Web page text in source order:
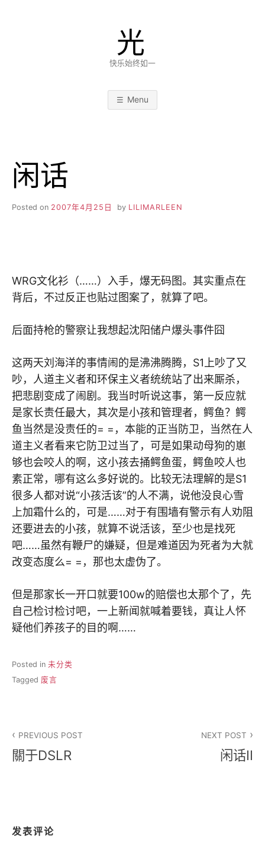
光
快乐始终如一
Menu
闲话
Posted on 2007年4月25日 by LILIMARLEEN
WRG文化衫（……）入手，爆无码图。其实重点在
背后，不过反正也贴过图案了，就算了吧。
后面持枪的警察让我想起沈阳储户爆头事件囧
这两天刘海洋的事情闹的是沸沸腾腾，S1上吵了又
吵，人道主义者和环保主义者统统站了出来厮杀，
把悲剧变成了闹剧。我当时听说这事，第一反应就
是家长责任最大，其次是小孩和管理者，鳄鱼？鳄
鱼当然是没责任的= =，本能的正当防卫，当然在人
道主义者看来它防卫过当了，可是如果动母狗的崽
够也会咬人的啊，这小孩去捅鳄鱼蛋，鳄鱼咬人也
素正常，哪有这么多好说的。比较无法理解的是S1
很多人都对说“小孩活该”的人不满，说他没良心雪
上加霜什么的，可是……对于有围墙有警示有人劝阻
还要进去的小孩，就算不说活该，至少也是找死
吧……虽然有鞭尸的嫌疑，但是难道因为死者为大就
改变态度么= =，那也太虚伪了。
但是那家长一开口就要100w的赔偿也太那个了，先
自己检讨检讨吧，一上新闻就喊着要钱，真让人怀
疑他们养孩子的目的啊……
Posted in 未分类
Tagged 废言
章
PREVIOUS POST
關于DSLR
NEXT POST
闲话II
发表评论